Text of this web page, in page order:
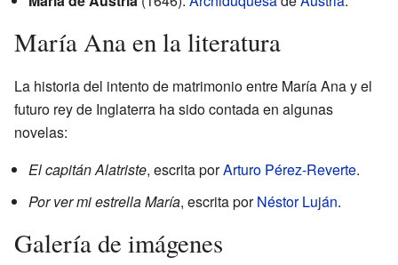
María Ana en la literatura
La historia del intento de matrimonio entre María Ana y el
futuro rey de Inglaterra ha sido contada en algunas
novelas:
El capitán Alatriste, escrita porArturo Pérez-Reverte.
Por ver mi estrella María, escrita porNéstor Luján.
Galería de imágenes